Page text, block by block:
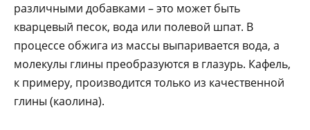
различными добавками – это может быть
кварцевый песок, вода или полевой шпат. В
процессе обжига из массы выпаривается вода, а
молекулы глины преобразуются в глазурь. Кафель,
к примеру, производится только из качественной
глины (каолина).